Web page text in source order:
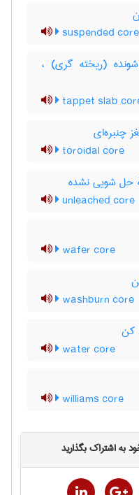
suspended core
(ریخته گری) ،
tappet slab
چنبره‌ای
toroidal core
حل شویی نشده
unleached core
wafer core
washburn core
کن
water core
williams core
به اشتراک بگذارید